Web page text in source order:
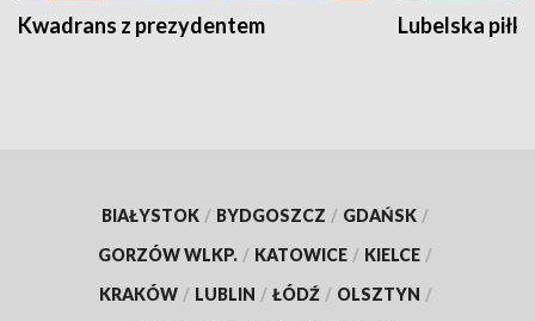
Kwadrans z prezydentem Lubelska piłka
BIAŁYSTOK / BYDGOSZCZ / GDAŃSK /
GORZÓW WLKP. / KATOWICE / KIELCE /
KRAKÓW / LUBLIN / ŁÓDŹ / OLSZTYN /